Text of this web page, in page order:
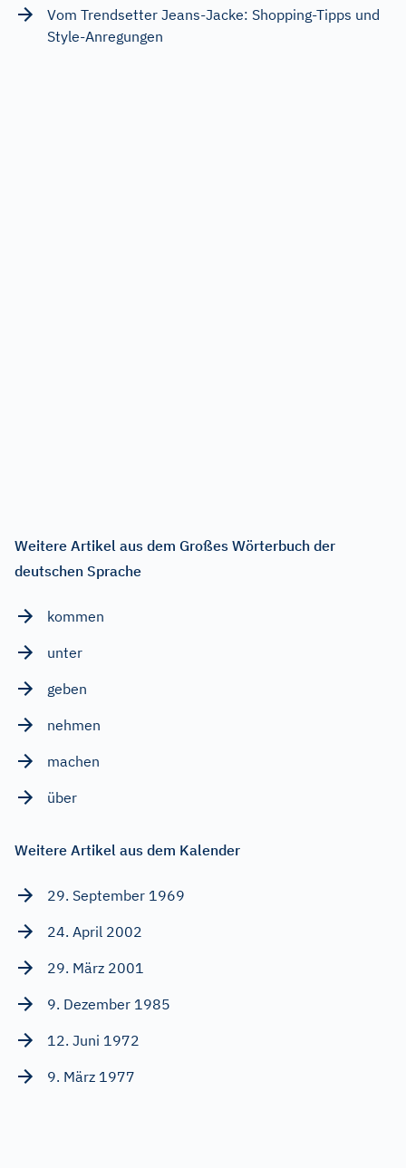
Vom Trendsetter Jeans-Jacke: Shopping-Tipps und
Style-Anregungen
Weitere Artikel aus dem Großes Wörterbuch der
deutschen Sprache
kommen
unter
geben
nehmen
machen
über
Weitere Artikel aus dem Kalender
29. September 1969
24. April 2002
29. März 2001
9. Dezember 1985
12. Juni 1972
9. März 1977